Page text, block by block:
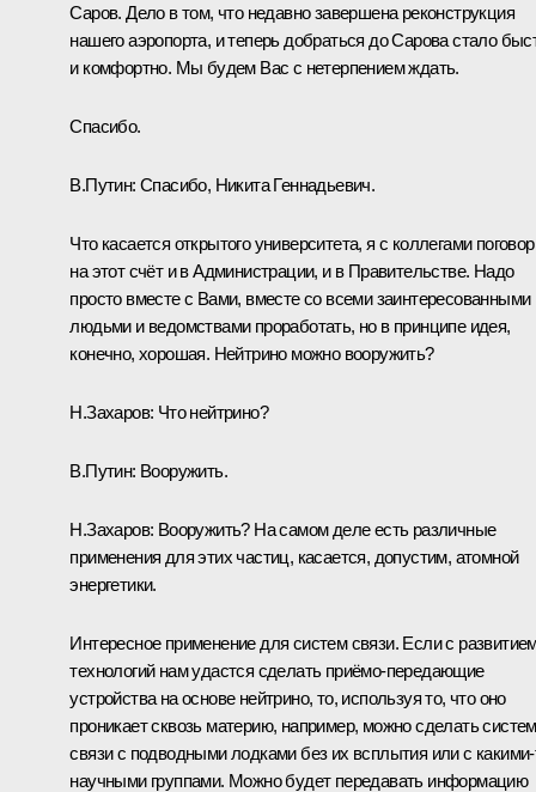
Саров. Дело в том, что недавно завершена реконструкция
нашего аэропорта, и теперь добраться до Сарова стало
и комфортно. Мы будем Вас с нетерпением ждать.
Спасибо.
В.Путин: Спасибо, Никита Геннадьевич.
Что касается открытого университета, я с коллегами
на этот счёт и в Администрации, и в Правительстве. Надо
просто вместе с Вами, вместе со всеми заинтересованными
людьми и ведомствами проработать, но в принципе идея,
конечно, хорошая. Нейтрино можно вооружить?
Н.Захаров: Что нейтрино?
В.Путин: Вооружить.
Н.Захаров: Вооружить? На самом деле есть различные
применения для этих частиц, касается, допустим, атомной
энергетики.
Интересное применение для систем связи. Если с
технологий нам удастся сделать приёмо‑передающие
устройства на основе нейтрино, то, используя то, что оно
проникает сквозь материю, например, можно сделать
связи с подводными лодками без их всплытия или с
научными группами. Можно будет передавать информацию